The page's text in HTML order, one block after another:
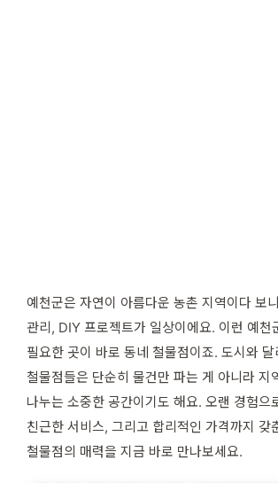
예천군은 자연이 아름다운 농촌 지역이다 보
관리, DIY 프로젝트가 일상이에요. 이런 예천
필요한 곳이 바로 동네 철물점이죠. 도시와 달
철물점들은 단순히 물건만 파는 게 아니라 지
나누는 소중한 공간이기도 해요. 오랜 경험으
친근한 서비스, 그리고 합리적인 가격까지 갖
철물점의 매력을 지금 바로 만나보세요.